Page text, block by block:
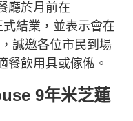
廳於月前在
結業，並表示會在
誠邀各位市民到場
餐飲用具或傢俬。
9年米芝蓮